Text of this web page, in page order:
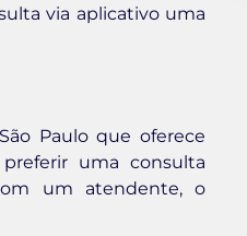
via aplicativo uma
Paulo que oferece
uma consulta
um atendente, o